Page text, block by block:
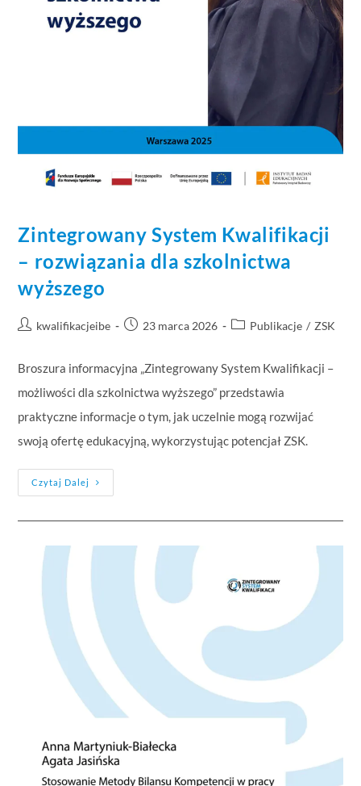
Zintegrowany System Kwalifikacji
– rozwiązania dla szkolnictwa
wyższego
kwalifikacjeibe 23 marca 2026 Publikacje / ZSK
Broszura informacyjna „Zintegrowany System Kwalifikacji –
możliwości dla szkolnictwa wyższego” przedstawia
praktyczne informacje o tym, jak uczelnie mogą rozwijać
swoją ofertę edukacyjną, wykorzystując potencjał ZSK.
Czytaj Dalej